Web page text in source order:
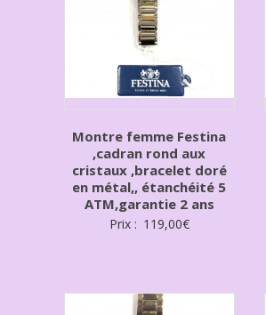
Montre femme Festina
,cadran rond aux
cristaux ,bracelet doré
en métal,, étanchéité 5
ATM,garantie 2 ans
Prix : 119,00€